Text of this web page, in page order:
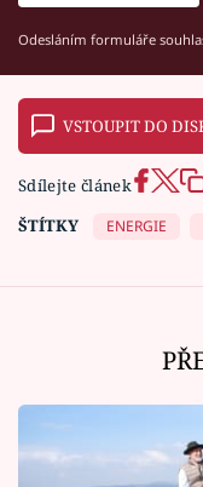
Odesláním formuláře
VSTOUPIT DO
Sdílejte článek
ŠTÍTKY
ENERGIE